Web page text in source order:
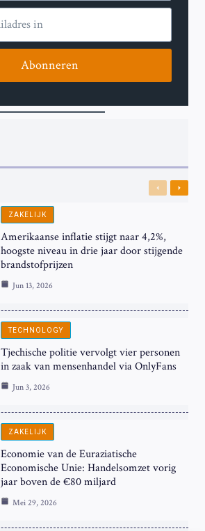
Abonneren
Previous
Next
ZAKELIJK
Amerikaanse inflatie stijgt naar 4,2%,
hoogste niveau in drie jaar door stijgende
brandstofprijzen
Jun 13, 2026
TECHNOLOGY
Tjechische politie vervolgt vier personen
in zaak van mensenhandel via OnlyFans
Jun 3, 2026
ZAKELIJK
Economie van de Euraziatische
Economische Unie: Handelsomzet vorig
jaar boven de €80 miljard
Mei 29, 2026